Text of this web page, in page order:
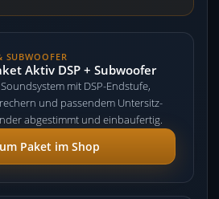
SUBWOOFER
Aktiv DSP + Subwoofer
mit DSP-Endstufe,
und passendem Untersitz-
abgestimmt und einbaufertig.
Paket im Shop